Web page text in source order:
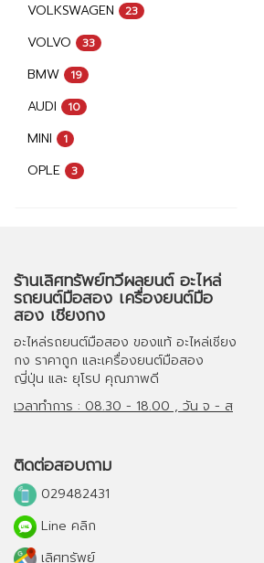
VOLKSWAGEN 23
VOLVO 33
BMW 19
AUDI 10
MINI 1
OPLE 3
ร้านเลิศทรัพย์ทวีผลยนต์ อะไหล่
รถยนต์มือสอง เครื่องยนต์มือ
สอง เชียงกง
อะไหล่รถยนต์มือสอง ของแท้ อะไหล่เชียง
กง ราคาถูก และเครื่องยนต์มือสอง
ญี่ปุ่น และ ยุโรป คุณภาพดี
เวลาทำการ : 08.30 - 18.00 , วัน จ - ส
ติดต่อสอบถาม
029482431
Line คลิก
เลิศทรัพย์